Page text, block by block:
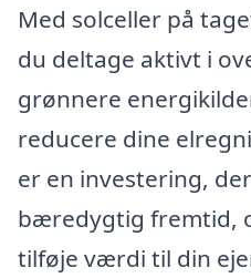
Med solceller på
du deltage aktivt i
grønnere
reducere dine
er en investering,
bæredygtig fremtid,
tilføje værdi til din